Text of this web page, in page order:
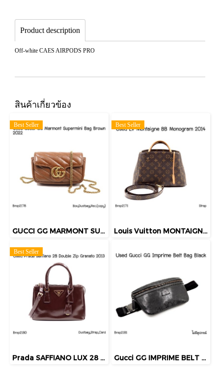
Product description
Off-white CAES AIRPODS PRO
สินค้าเกี่ยวข้อง
Best Seller
GUCCI GG MARMONT SUPERMINI BAG BROWN 2022
Best Seller
Louis Vuitton MONTAIGNE BB MONOGRAM 2014
Best Seller
Prada SAFFIANO LUX 28 DOUBLE ZIP GRANATO 2013 Gucci GG IMPRIME BELT BAG BLACK